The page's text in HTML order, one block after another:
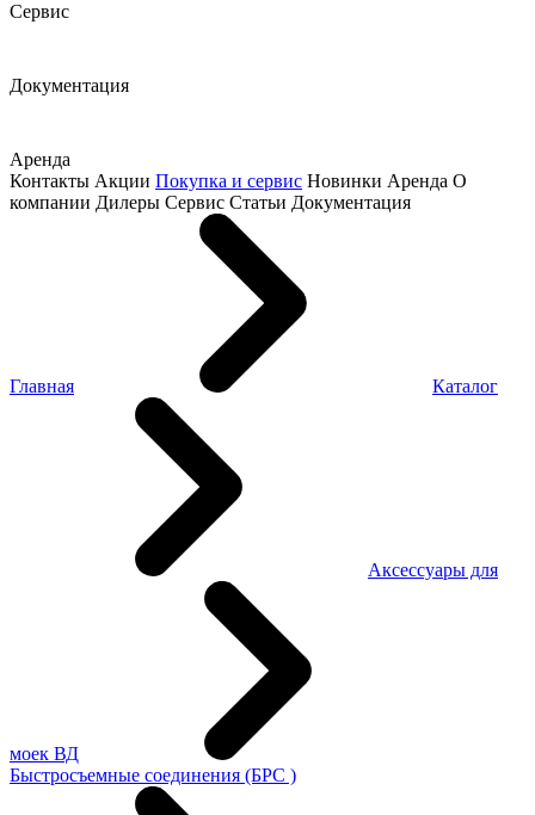
Сервис
Документация
Аренда
Контакты Акции Покупка и сервис Новинки Аренда О
компании Дилеры Сервис Статьи Документация
Главная Каталог
Аксессуары для
моек ВД
Быстросъемные соединения (БРС )